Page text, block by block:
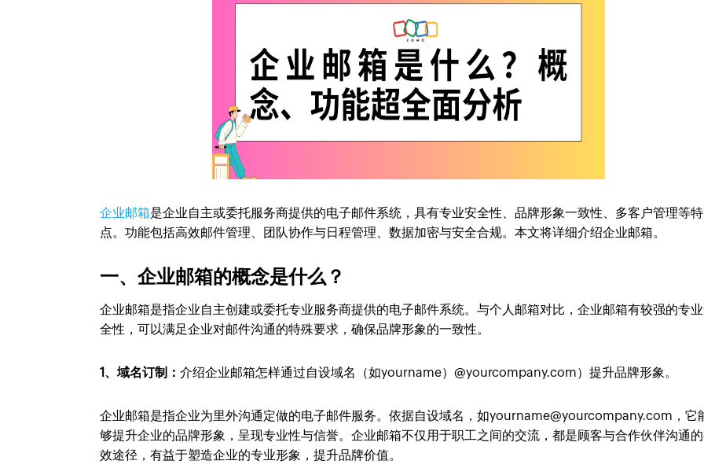
企业邮箱是企业自主或委托服务商提供的电子邮件系统，具有专业安全性、品牌形象一致性、多客户管理等特
点。功能包括高效邮件管理、团队协作与日程管理、数据加密与安全合规。本文将详细介绍企业邮箱。
一、企业邮箱的概念是什么？
企业邮箱是指企业自主创建或委托专业服务商提供的电子邮件系统。与个人邮箱对比，企业邮箱有较强的专
全性，可以满足企业对邮件沟通的特殊要求，确保品牌形象的一致性。
1、域名订制：介绍企业邮箱怎样通过自设域名（如yourname）@yourcompany.com）提升品牌形象。
企业邮箱是指企业为里外沟通定做的电子邮件服务。依据自设域名，如yourname@yourcompany.com，它
够提升企业的品牌形象，呈现专业性与信誉。企业邮箱不仅用于职工之间的交流，都是顾客与合作伙伴沟通
效途径，有益于塑造企业的专业形象，提升品牌价值。